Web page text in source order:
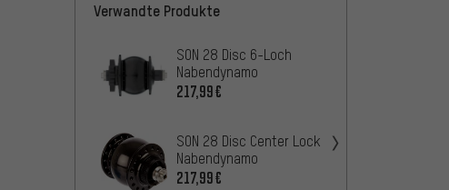
Verwandte Produkte
SON 28 Disc 6-Loch
Nabendynamo
217,99€
SON 28 Disc Center Lock
Nabendynamo
217,99€